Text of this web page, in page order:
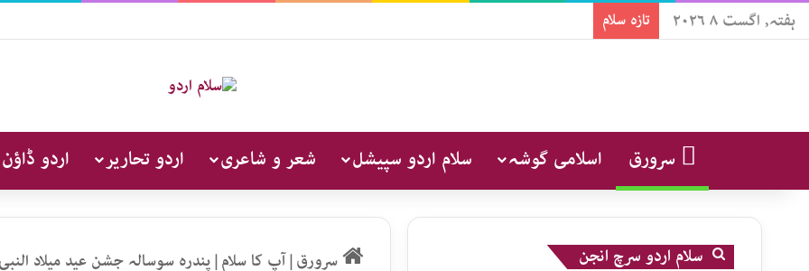
ہفتہ, اگست ۸ ۲۰۲۶ تازہ سلام
سرورق اسلامی گوشہ سلام اردو سپیشل شعر و شاعری اردو تحاریر اردو
سرورق|آپ کا سلام|پندرہ سوسالہ جشنِ عید میلاد
سلام اردو سرچ انجن